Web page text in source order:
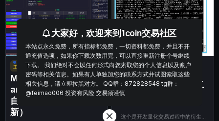
工具/返佣 技术指标
Multi-indicator Reson
ance 多指标共振趋势
自动交易系统（持续更
新）
工具/返佣
bitget适用自动止盈止
损工具介绍以及配置方
这个是开发量化交易过程中的衍生产
大家好，欢迎来到1coin交易社区
本站点永久免费，所有指标都免费，一切资料都免费，并且不开
通充值选项，如果你下载次数用完，可以直接重新注册个号继续
下载。 我们绝对不会以任何形式向您索取您的个人信息以及账户
密码等相关信息。如果有人单独加您的联系方式并试图索取这些
相关信息，请立即拉黑对方。 QQ群：872828548 tg群：
@feimao006 投资有风险 交易须谨慎